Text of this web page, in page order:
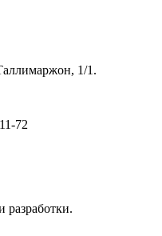
1/1.
72
разработки.